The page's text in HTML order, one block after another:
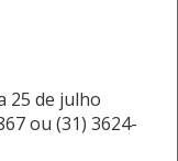
25 de julho
ou (31) 3624-